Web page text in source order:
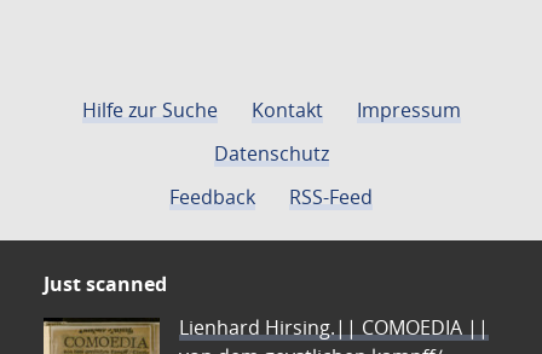
Hilfe zur Suche Kontakt
Impressum
Datenschutz
Feedback
RSS-Feed
Just scanned
Lienhard Hirsing.|| COMOEDIA ||